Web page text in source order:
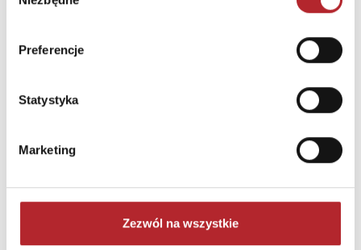
Preferencje
Statystyka
Marketing
Zezwól na wszystkie
INNI KLIENCI KUPOWALI
Brak danych